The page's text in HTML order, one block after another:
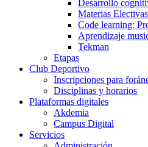
Desarrollo
Materias Electivas
Code learning:
Aprendizaje
Tekman
Etapas
Club Deportivo
Inscripciones para
Disciplinas y horarios
Plataformas digitales
Akdemia
Campus Digital
Servicios